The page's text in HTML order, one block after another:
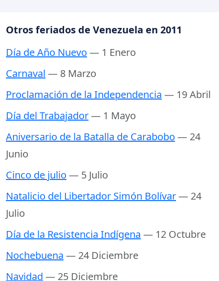
Otros feriados de Venezuela en 2011
Día de Año Nuevo — 1 Enero
Carnaval — 8 Marzo
Proclamación de la Independencia — 19 Abril
Día del Trabajador— 1 Mayo
Aniversario de la Batalla de Carabobo — 24
Junio
Cinco de julio — 5 Julio
Natalicio del Libertador Simón Bolívar— 24
Julio
Día de la Resistencia Indígena — 12 Octubre
Nochebuena — 24 Diciembre
Navidad — 25 Diciembre